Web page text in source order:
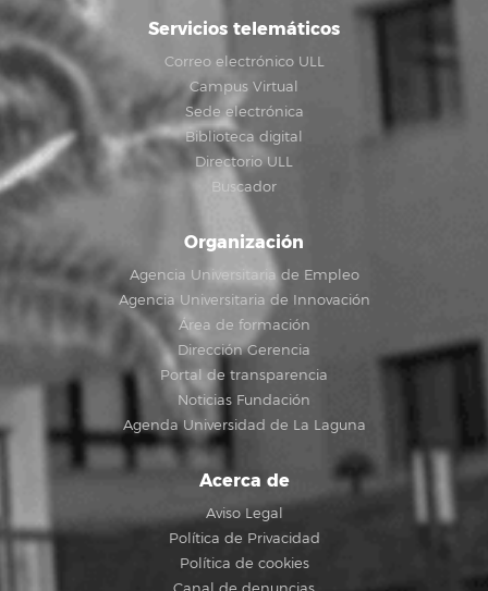
Servicios telemáticos
Correo electrónico ULL
Campus Virtual
Sede electrónica
Biblioteca digital
Directorio ULL
Buscador
Organización
Agencia Universitaria de Empleo
Agencia Universitaria de Innovación
Área de formación
Dirección Gerencia
Portal de transparencia
Noticias Fundación
Agenda Universidad de La Laguna
Acerca de
Aviso Legal
Política de Privacidad
Política de cookies